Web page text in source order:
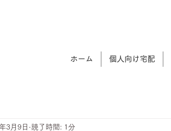
ホーム 個人向け宅配
3月9日 読了時間: 1分